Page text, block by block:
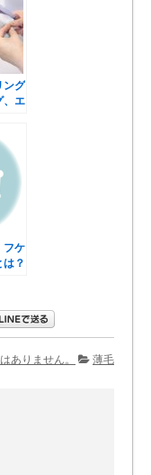
ング
、エ
フケ
は？
ありません。 薄毛